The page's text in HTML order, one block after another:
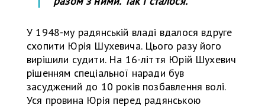
У 1948-му радянській владі вдалося вдруге
схопити Юрія Шухевича. Цього разу його
вирішили судити. На 16-ліття Юрій Шухевич
рішенням спеціальної наради був
засуджений до 10 років позбавлення волі.
Уся провина Юрія перед радянською